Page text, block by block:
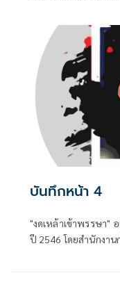
บันทึกหน้า 4
"งดเหล้าเข้าพรรษา"
ปี 2546 โดยสำนักงา